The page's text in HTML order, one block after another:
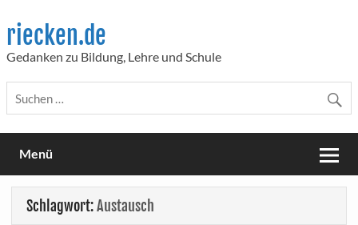
content
riecken.de
Gedanken zu Bildung, Lehre und Schule
Menü
Schlagwort:Austausch